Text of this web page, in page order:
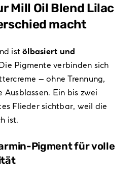
Mill Oil Blend Lilac
macht
istölbasiert und
Pigmente verbinden sich
– ohne Trennung,
Ausblassen. Ein bis zwei
Flieder sichtbar, weil die
ist.
Pigment für volle